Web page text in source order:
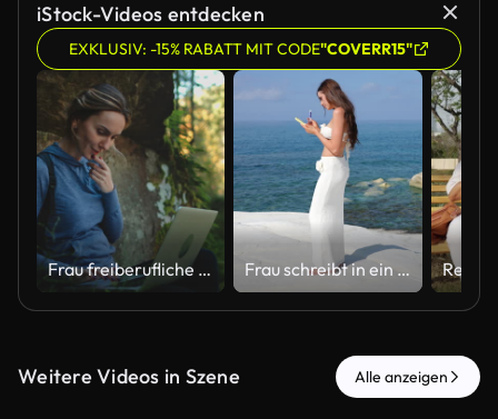
iStock-Videos entdecken
EXKLUSIV: -15% RABATT MIT CODE"COVERR15"
Frau freiberufliche Reisende, die online auf dem Laptop arbeitet Frau schreibt in ein Notizbuch auf einer weißen Klippe mit Blick auf das Meer
Weitere Videos in Szene Alle anzeigen